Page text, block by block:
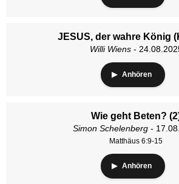
JESUS, der wahre König
Willi Wiens-
Anhören
Wie geht Beten?
Simon Schelenberg-
Matthäus 6:9-15
Anhören